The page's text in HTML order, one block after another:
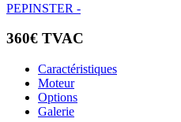
PEPINSTER -
360€ TVAC
Caractéristiques
Moteur
Options
Galerie